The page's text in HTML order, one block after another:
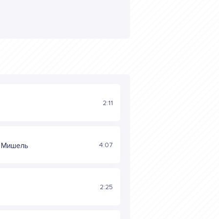
2:11
Мишель 4:07
2:25